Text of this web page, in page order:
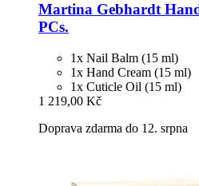
Martina Gebhardt
PCs.
1x Nail Balm (15 ml)
1x Hand Cream (15 ml)
1x Cuticle Oil (15 ml)
1 219,00 Kč
Doprava zdarma do 12. srpna